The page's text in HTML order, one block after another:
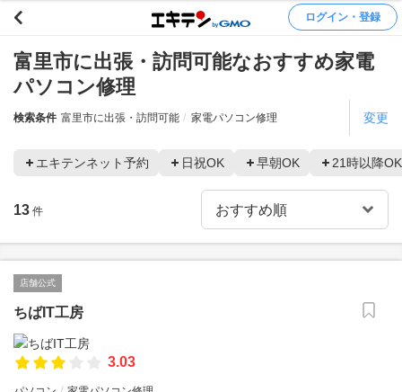
ログイン・登録
富里市に出張・訪問可能なおすすめ家電
パソコン修理
検索条件 富里市に出張・訪問可能 家電パソコン修理 変更
エキテンネット予約 日祝OK 早朝OK 21時以降OK
13 件
店舗公式
ちばIT工房
3.03